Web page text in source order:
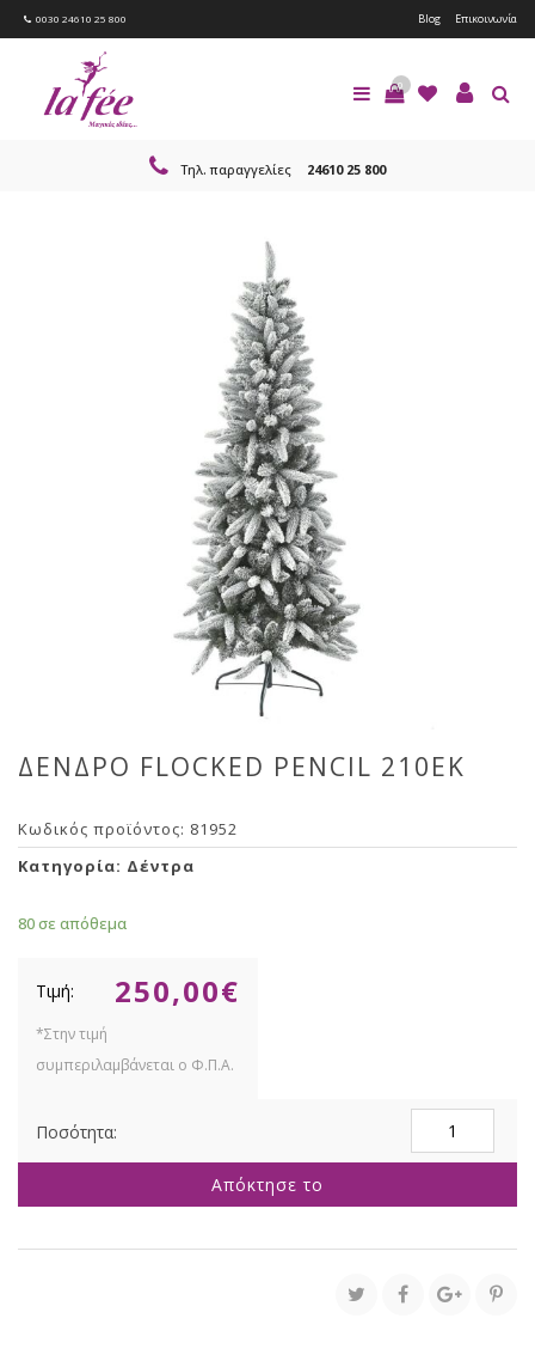
0030 24610 25 800 Blog Επικοινωνία
0
Τηλ. παραγγελίες 24610 25 800
ΔΕΝΔΡΟ FLOCKED PENCIL 210ΕΚ
Κωδικός προϊόντος: 81952
Κατηγορία: Δέντρα
80 σε απόθεμα
250,00€
FLOCKED
PENCIL
ποσότητα
Απόκτησε το